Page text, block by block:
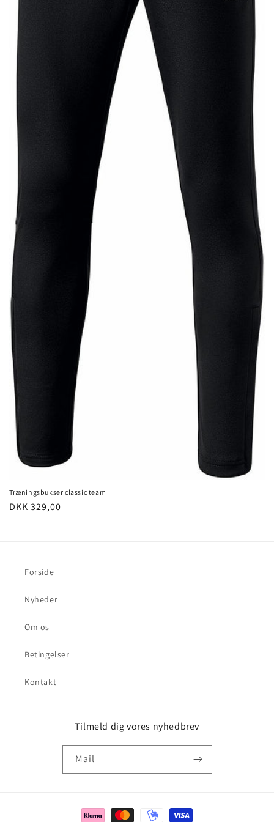
Træningsbukser classic team
Normalpris
DKK 329,00
Forside
Nyheder
Om os
Betingelser
Kontakt
Tilmeld dig vores nyhedbrev
Mail
Betalingsmetoder